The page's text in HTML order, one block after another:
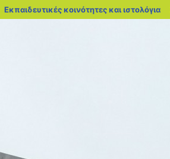
Εκπαιδευτικές κοινότητες και ιστολόγια